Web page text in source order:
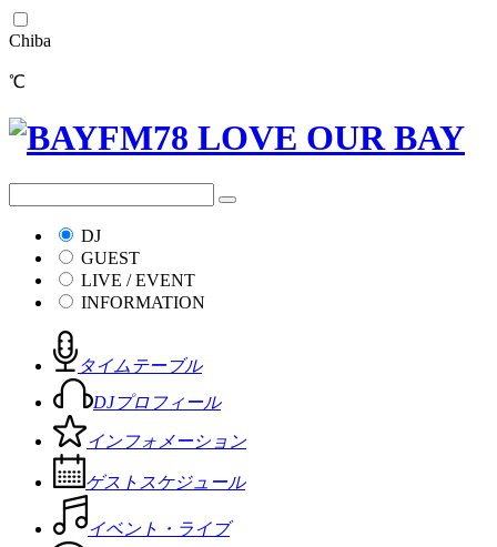
Chiba
℃
DJ
GUEST
LIVE / EVENT
INFORMATION
タイムテーブル
DJプロフィール
インフォメーション
ゲストスケジュール
イベント・ライブ